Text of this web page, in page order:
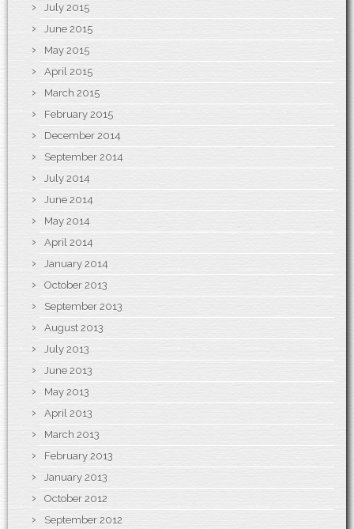
July 2015
June 2015
May 2015
April 2015
March 2015
February 2015
December 2014
September 2014
July 2014
June 2014
May 2014
April 2014
January 2014
October 2013
September 2013
August 2013
July 2013
June 2013
May 2013
April 2013
March 2013
February 2013
January 2013
October 2012
September 2012